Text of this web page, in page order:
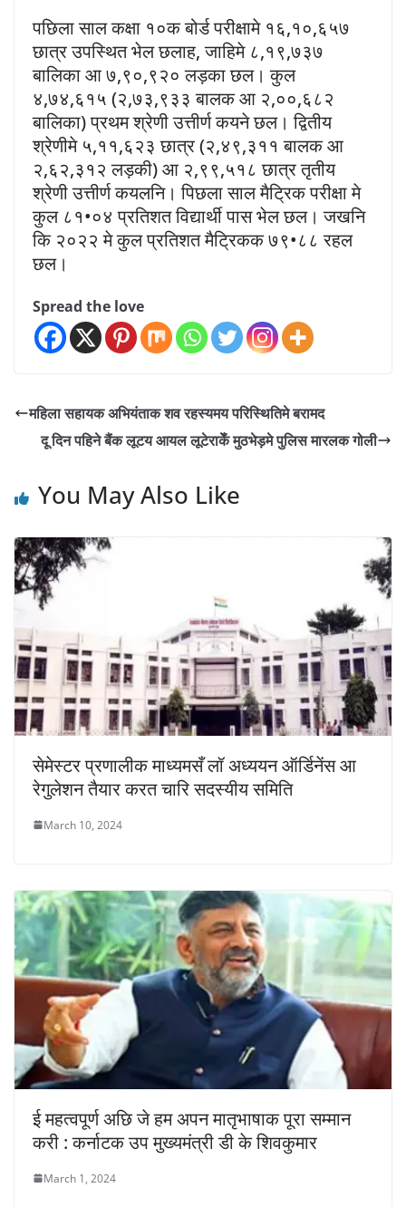
पछिला साल कक्षा १०क बोर्ड परीक्षामे १६,१०,६५७
छात्र उपस्थित भेल छलाह, जाहिमे ८,१९,७३७
बालिका आ ७,९०,९२० लड़का छल। कुल
४,७४,६१५ (२,७३,९३३ बालक आ २,००,६८२
बालिका) प्रथम श्रेणी उत्तीर्ण कयने छल। द्वितीय
श्रेणीमे ५,११,६२३ छात्र (२,४९,३११ बालक आ
२,६२,३१२ लड़की) आ २,९९,५१८ छात्र तृतीय
श्रेणी उत्तीर्ण कयलनि। पिछला साल मैट्रिक परीक्षा मे
कुल ८१•०४ प्रतिशत विद्यार्थी पास भेल छल। जखनि
कि २०२२ मे कुल प्रतिशत मैट्रिकक ७९•८८ रहल
छल।
Spread the love
महिला सहायक अभियंताक शव रहस्यमय परिस्थितिमे बरामद
दू दिन पहिने बैंक लूटय आयल लूटेराकेँ मुठभेड़मे पुलिस मारलक गोली
You May Also Like
सेमेस्टर प्रणालीक माध्यमसँ लॉ अध्ययन ऑर्डिनेंस आ
रेगुलेशन तैयार करत चारि सदस्यीय समिति
March 10, 2024
ई महत्वपूर्ण अछि जे हम अपन मातृभाषाक पूरा सम्मान
करी : कर्नाटक उप मुख्यमंत्री डी के शिवकुमार
March 1, 2024